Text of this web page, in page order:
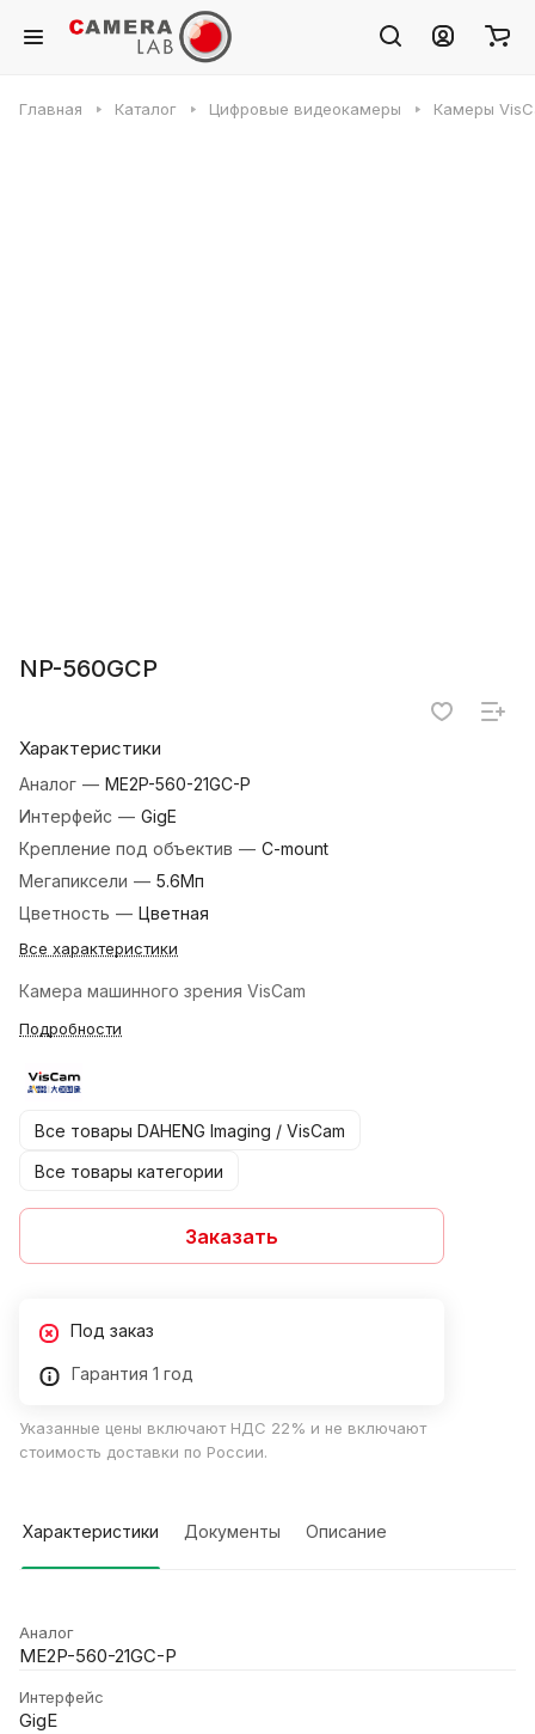
Главная Каталог Цифровые видеокамеры Камеры
NP-560GCP
Характеристики
Аналог — ME2P-560-21GC-P
Интерфейс — GigE
Крепление под объектив — C-mount
Мегапиксели — 5.6Мп
Цветность — Цветная
Все характеристики
Камера машинного зрения VisCam
Подробности
Все товары DAHENG Imaging / VisCam
Все товары категории
Заказать
Под заказ
Гарантия 1 год
Указанные цены включают НДС 22% и не включают
стоимость доставки по России.
Характеристики Документы Описание
Аналог
ME2P-560-21GC-P
Интерфейс
GigE